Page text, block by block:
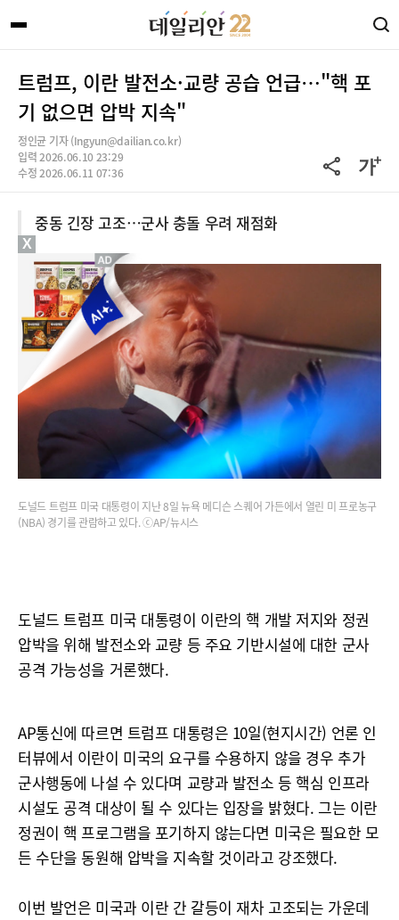
트럼프, 이란 발전소·교량 공습 언급…"핵 포
기 없으면 압박 지속"
정인균 기자 (Ingyun@dailian.co.kr)
입력 2026.06.10 23:29
수정 2026.06.11 07:36
중동 긴장 고조…군사 충돌 우려 재점화
도널드 트럼프 미국 대통령이 지난 8일 뉴욕 메디슨 스퀘어 가든에서 열린 미 프로농구
(NBA) 경기를 관람하고 있다. ⓒAP/뉴시스
도널드 트럼프 미국 대통령이 이란의 핵 개발 저지와 정권
압박을 위해 발전소와 교량 등 주요 기반시설에 대한 군사
공격 가능성을 거론했다.
AP통신에 따르면 트럼프 대통령은 10일(현지시간) 언론 인
터뷰에서 이란이 미국의 요구를 수용하지 않을 경우 추가
군사행동에 나설 수 있다며 교량과 발전소 등 핵심 인프라
시설도 공격 대상이 될 수 있다는 입장을 밝혔다. 그는 이란
정권이 핵 프로그램을 포기하지 않는다면 미국은 필요한 모
든 수단을 동원해 압박을 지속할 것이라고 강조했다.
이번 발언은 미국과 이란 간 갈등이 재차 고조되는 가운데
X